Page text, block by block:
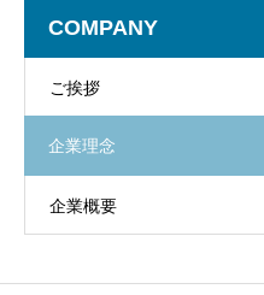
COMPANY
ご挨拶
企業理念
企業概要